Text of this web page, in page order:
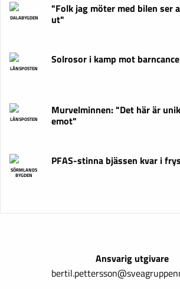
DALABYGDEN
"Folk jag möter med bilen ser
ut"
LÄNSPOSTEN
Solrosor i kamp mot
LÄNSPOSTEN
Murvelminnen: "Det här är
emot"
SÖRMLANDS
BYGDEN
PFAS-stinna bjässen kvar i
Ansvarig utgivare